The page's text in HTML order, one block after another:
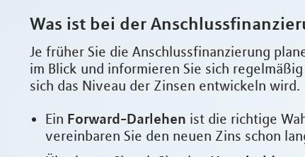
Was ist bei der
Je früher Sie die Anschlussfinanzierung
im Blick und informieren Sie sich
sich das Niveau der Zinsen entwickeln wird.
Ein Forward-Darlehen ist die richtige
vereinbaren Sie den neuen Zins schon